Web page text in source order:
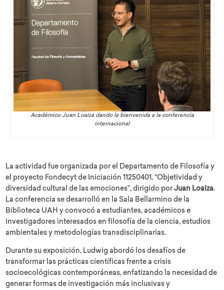
Académico Juan Loaiza dando la bienvenida a la conferencia
internacional
La actividad fue organizada por el Departamento de Filosofía y
el proyecto Fondecyt de Iniciación 11250401, “Objetividad y
diversidad cultural de las emociones”, dirigido porJuan Loaiza.
La conferencia se desarrolló en la Sala Bellarmino de la
Biblioteca UAH y convocó a estudiantes, académicos e
investigadores interesados en filosofía de la ciencia, estudios
ambientales y metodologías transdisciplinarias.
Durante su exposición, Ludwig abordó los desafíos de
transformar las prácticas científicas frente a crisis
socioecológicas contemporáneas, enfatizando la necesidad de
generar formas de investigación más inclusivas y